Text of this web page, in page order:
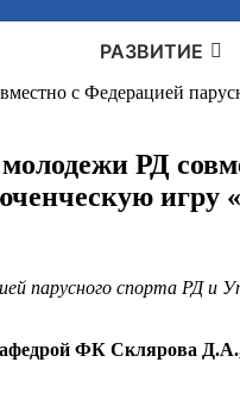
РАЗВИТИЕ
с Федерацией
РД
игру
парусного спорта РД и
ФК Склярова Д.А.,